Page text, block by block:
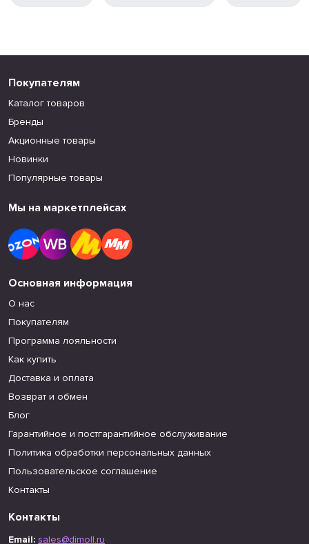
Покупателям
Каталог товаров
Бренды
Акционные товары
Новинки
Популярные товары
Мы на маркетплейсах
Основная информация
О нас
Покупателям
Программа лояльности
Как купить
Доставка и оплата
Возврат и обмен
Блог
Гарантийное и постгарантийное обслуживание
Политика обработки персональных данных
Пользовательское соглашение
Контакты
Контакты
Email: sales@dimoll.ru